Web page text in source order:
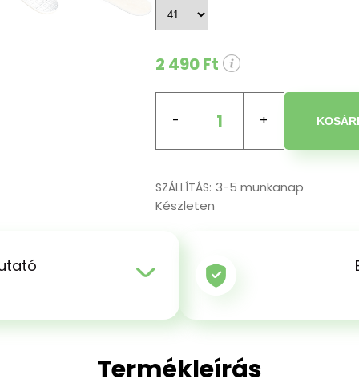
2 490 Ft
1
SZÁLLÍTÁS: 3-5 munkanap
Készleten
Termékleírás